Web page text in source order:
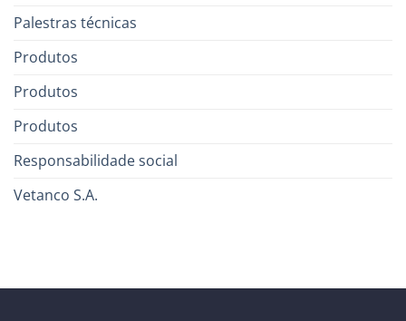
Palestras técnicas
Produtos
Produtos
Produtos
Responsabilidade social
Vetanco S.A.